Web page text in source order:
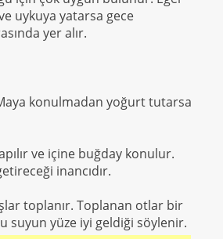
uykuya yatarsa gece
yer alır.
konulmadan yoğurt tutarsa
ve içine buğday konulur.
inancıdır.
toplanır. Toplanan otlar bir
suyun yüze iyi geldiği söylenir.